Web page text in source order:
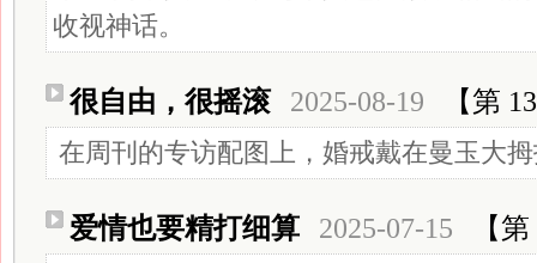
收视神话。
很自由，很摇滚 2025-08-19 【第
在周刊的专访配图上，婚戒戴在曼玉大
爱情也要精打细算 2025-07-15 【